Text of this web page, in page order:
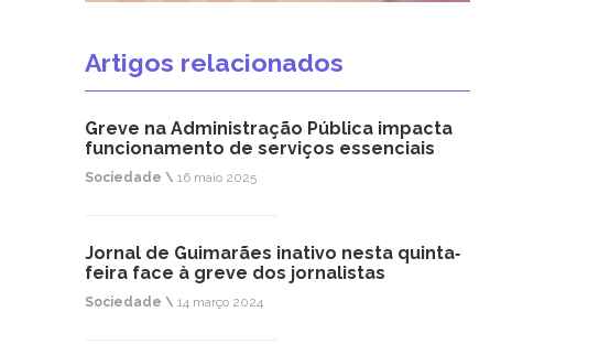
Artigos relacionados
Greve na Administração Pública impacta
funcionamento de serviços essenciais
Sociedade \ 16 maio 2025
Jornal de Guimarães inativo nesta quinta‐
feira face à greve dos jornalistas
Sociedade \ 14 março 2024